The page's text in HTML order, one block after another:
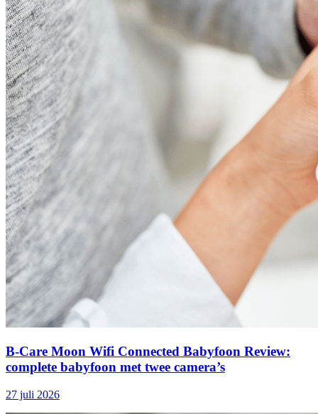
B-Care Moon Wifi Connected Babyfoon Review:
complete babyfoon met twee camera’s
27 juli 2026